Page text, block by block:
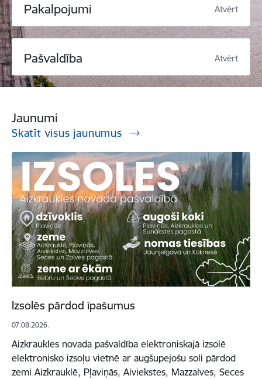
Pakalpojumi Atvērt
Pašvaldība Atvērt
Jaunumi
Skatīt visus jaunumus
Izsolēs pārdod īpašumus
07.08.2026.
Aizkraukles novada pašvaldība elektroniskajā izsolē
elektronisko izsoļu vietnē ar augšupejošu soli pārdod
zemi Aizkrauklē, Pļaviņās, Aiviekstes, Mazzalves, Seces